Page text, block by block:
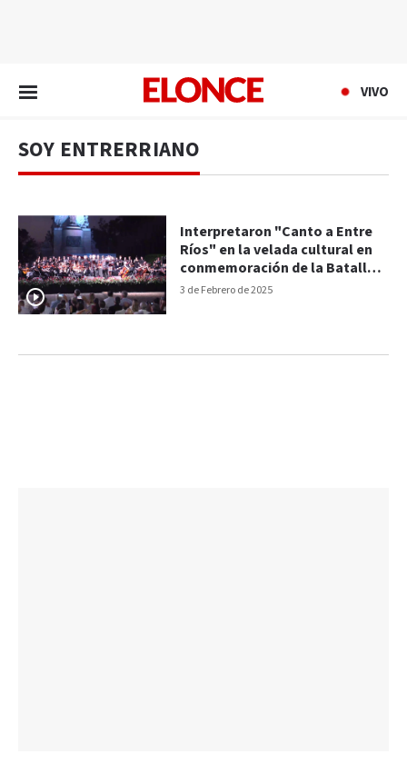
VIVO
SOY ENTRERRIANO
3 de Febrero de 2025
Interpretaron "Canto a Entre
Ríos" en la velada cultural en
conmemoración de la Batalla
de Caseros